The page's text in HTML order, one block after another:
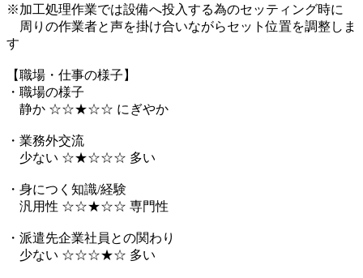
※加工処理作業では設備へ投入する為のセッティング時に
周りの作業者と声を掛け合いながらセット位置を調整しま
す
【職場・仕事の様子】
・職場の様子
静か ☆☆★☆☆ にぎやか
・業務外交流
少ない ☆★☆☆☆ 多い
・身につく知識/経験
汎用性 ☆☆★☆☆ 専門性
・派遣先企業社員との関わり
少ない ☆☆☆★☆ 多い